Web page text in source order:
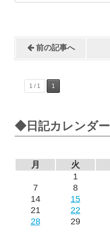
前の記事へ
1 / 1 1
◆日記カレンダー
月
火
1
7
8
14
15
21
22
28
29